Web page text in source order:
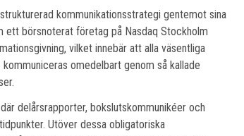
kommunikationsstrategi gentemot sina
ett börsnoterat företag på Nasdaq Stockholm
vilket innebär att alla väsentliga
omedelbart genom så kallade
delårsrapporter, bokslutskommunikéer och
Utöver dessa obligatoriska